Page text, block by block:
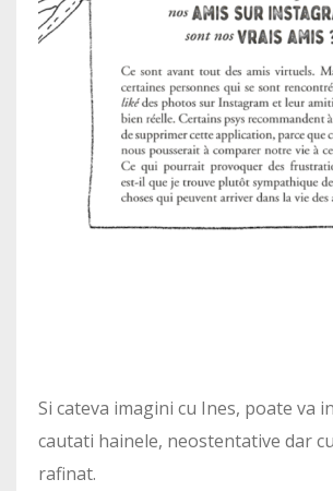
Si cateva imagini cu Ines, poate va
cautati hainele, neostentative dar
rafinat.